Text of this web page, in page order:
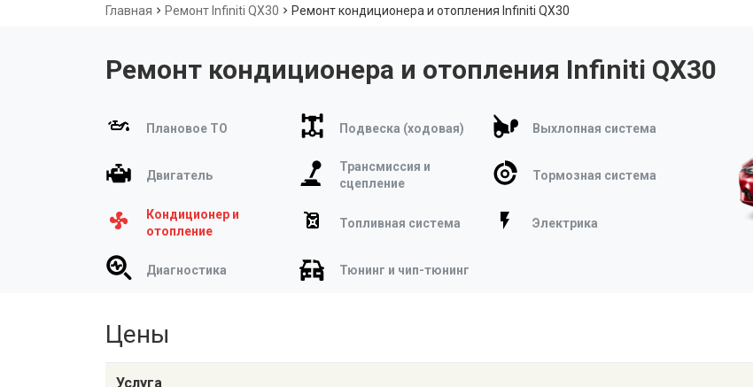
Строка
Главная Ремонт Infiniti QX30 Ремонт кондиционера и отопления Infiniti QX30
Ремонт кондиционера и отопления Infiniti QX30
Плановое ТО Подвеска (ходовая) Выхлопная система
Двигатель
Трансмиссия и
сцепление
Тормозная система
Кондиционер и
отопление
Топливная система Электрика
Диагностика Тюнинг и чип-тюнинг
Цены
Услуга